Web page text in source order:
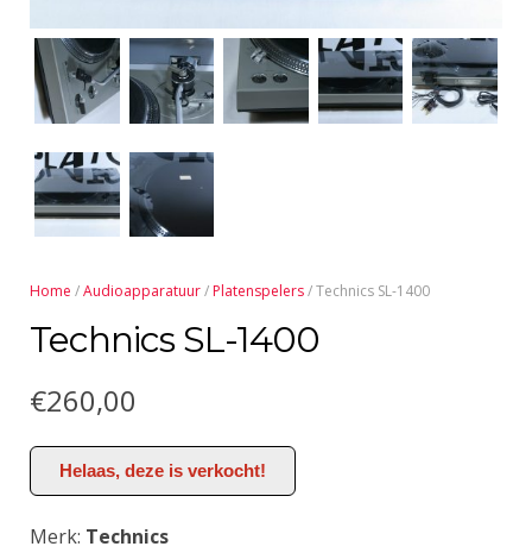
Home /Audioapparatuur/ Platenspelers/ Technics SL-1400
Technics SL-1400
€260,00
Helaas, deze is verkocht!
Merk: Technics